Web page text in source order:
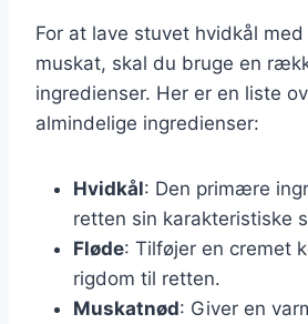
For at lave stuvet hvidkål
muskat, skal du bruge en
ingredienser. Her er en liste
almindelige ingredienser:
Hvidkål: Den primære
retten sin karakteristiske
Fløde: Tilføjer en cremet
rigdom til retten.
Muskatnød: Giver en